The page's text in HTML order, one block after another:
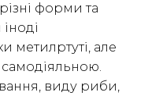
форми та
метилртуті, але
самодіяльною.
виду риби,